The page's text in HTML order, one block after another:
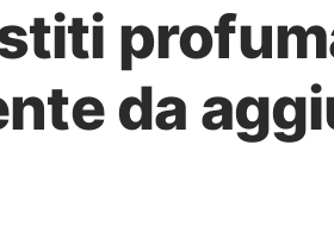
Search for:
da